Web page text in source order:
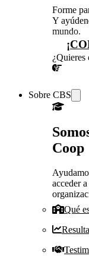
Forme
Y
mundo.
¿Quieres
Sobre CBS
Coop
acceder
Qué